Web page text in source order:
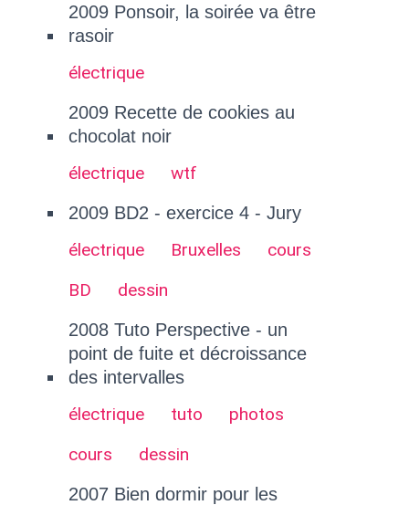
2009 Ponsoir, la soirée va être
rasoir
électrique
2009 Recette de cookies au
chocolat noir
électrique wtf
2009 BD2 - exercice 4 - Jury
électrique Bruxelles
cours
BD
dessin
2008 Tuto Perspective - un
point de fuite et décroissance
des intervalles
électrique tuto
photos
cours
dessin
2007 Bien dormir pour les